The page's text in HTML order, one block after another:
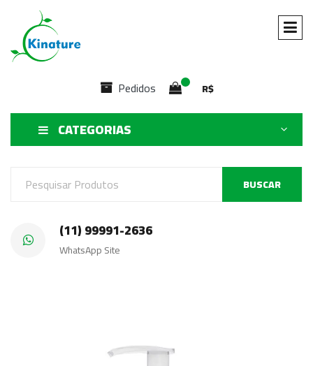
Pedidos R$
CATEGORIAS
BUSCAR
(11) 99991-2636
WhatsApp Site